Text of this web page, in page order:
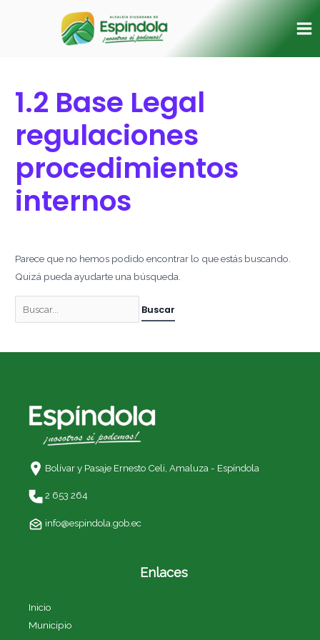
1.2 Base Legal
regulaciones
procedimientos
internos
Parece que no hemos podido encontrar lo que estás buscando.
Quizá pueda ayudarte una búsqueda.
Bolívar y Pasaje Ernesto Celi, Amaluza - Espíndola
2 653 264
info@espindola.gob.ec
Enlaces
Inicio
Municipio